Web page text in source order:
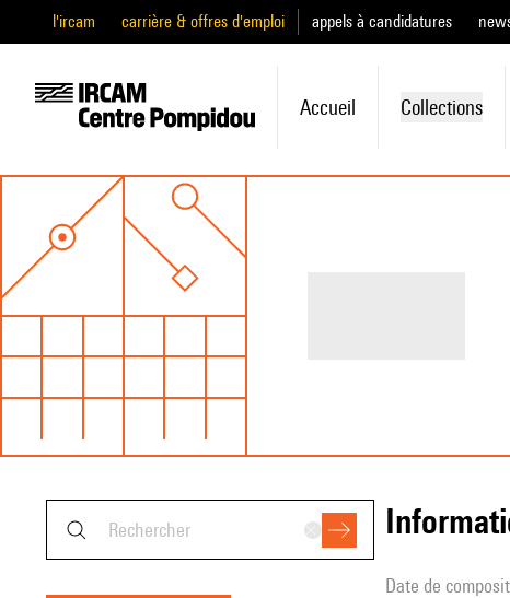
l'ircam carrière & offres d'emploi appels à candidatures
Accueil Collections
date de